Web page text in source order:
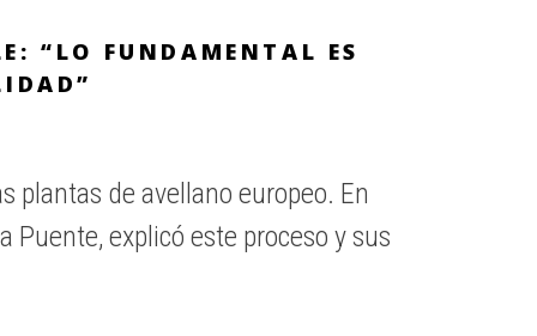
“LO FUNDAMENTAL ES
plantas de avellano europeo. En
Puente, explicó este proceso y sus